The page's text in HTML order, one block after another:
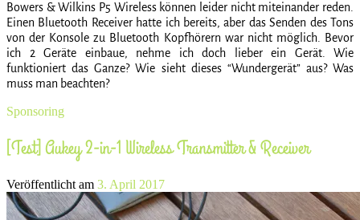
Bowers & Wilkins P5 Wireless können leider nicht miteinander reden.
Einen Bluetooth Receiver hatte ich bereits, aber das Senden des Tons
von der Konsole zu Bluetooth Kopfhörern war nicht möglich. Bevor
ich 2 Geräte einbaue, nehme ich doch lieber ein Gerät. Wie
funktioniert das Ganze? Wie sieht dieses “Wundergerät” aus? Was
muss man beachten?
Sponsoring
[Test] Aukey 2-in-1 Wireless Transmitter & Receiver
Veröffentlicht am 3. April 2017